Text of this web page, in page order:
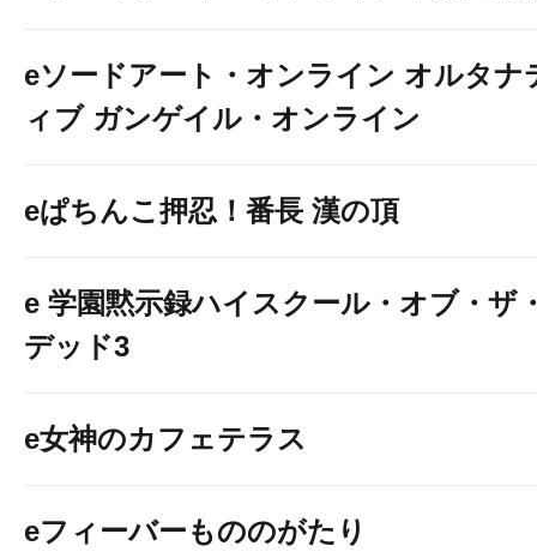
eソードアート・オンライン オルタナ
ィブ ガンゲイル・オンライン
eぱちんこ押忍！番長 漢の頂
e 学園黙示録ハイスクール・オブ・ザ
デッド3
e女神のカフェテラス
eフィーバーもののがたり